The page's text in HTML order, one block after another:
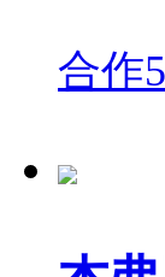
合作